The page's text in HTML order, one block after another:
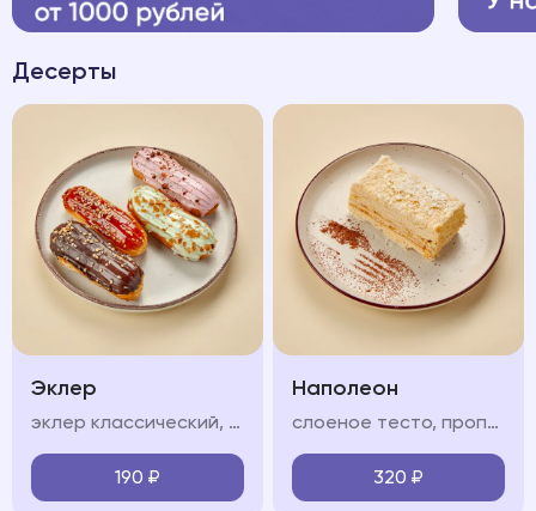
Десерты
Эклер
эклер классический, соленая карамель, фисташковый, клубничный (на выбор)
190 ₽
Наполеон
слоеное тесто, пропитанное нежным крем-чиз
320 ₽